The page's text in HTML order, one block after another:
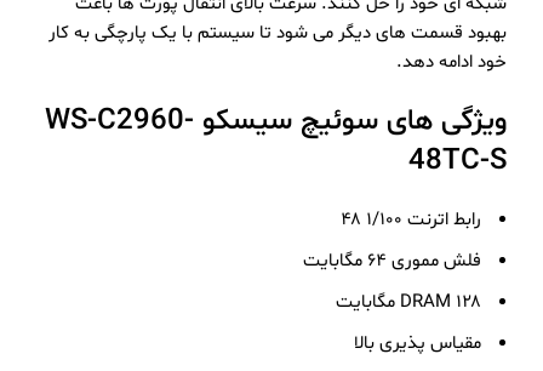
بهبود قسمت های دیگر می شود تا سیستم با یک پارچگی به کار
خود ادامه دهد.
ویژگی های سوئیچ سیسکو WS-C2960-
48TC-S
رابط اترنت ۱/۱۰۰ ۴۸
فلش مموری ۶۴ مگابایت
مقیاس پذیری بالا